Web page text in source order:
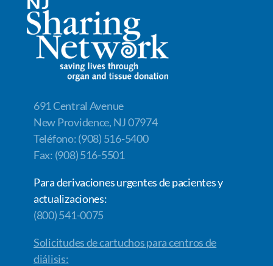
o
o
k
dI
n
Li
n
k
691 Central Avenue
New Providence, NJ 07974
Teléfono: (908) 516-5400
Fax: (908) 516-5501
Para derivaciones urgentes de pacientes y
actualizaciones:
(800) 541-0075
Solicitudes de cartuchos para centros de
diálisis: